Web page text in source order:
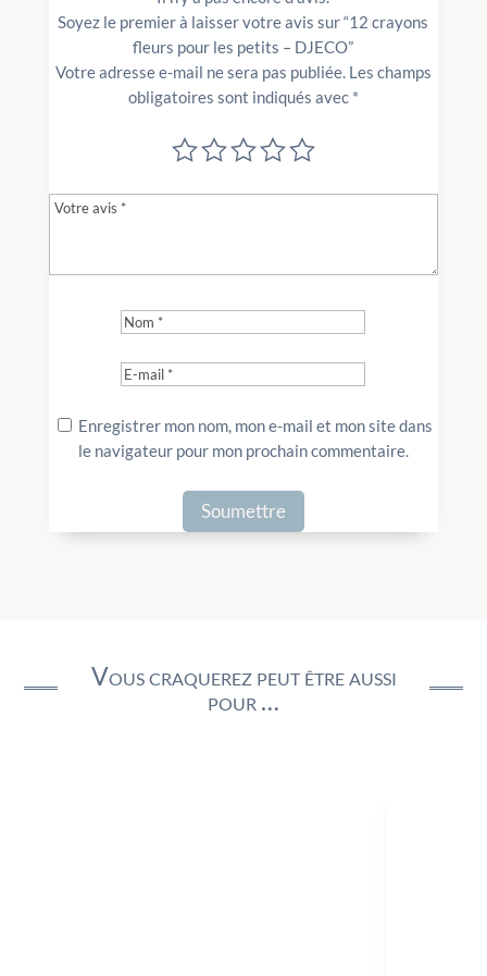
Soyez le premier à laisser votre avis sur “12 crayons
fleurs pour les petits – DJECO”
Votre adresse e-mail ne sera pas publiée. Les champs
obligatoires sont indiqués avec *
Enregistrer mon nom, mon e-mail et mon site dans
le navigateur pour mon prochain commentaire.
Vous craquerez peut être aussi
pour …